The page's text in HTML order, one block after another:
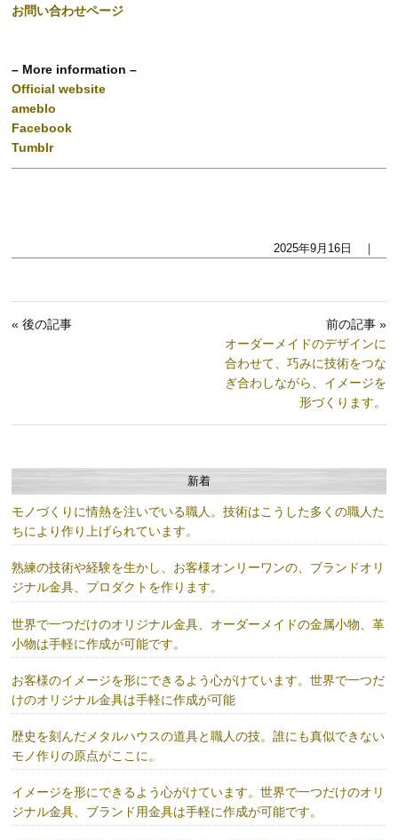
お問い合わせページ
– More information –
Official website
ameblo
Facebook
Tumblr
2025年9月16日 ｜
« 後の記事
前の記事 »
オーダーメイドのデザインに
合わせて、巧みに技術をつな
ぎ合わしながら、イメージを
形づくります。
新着
モノづくりに情熱を注いでいる職人。技術はこうした多くの職人た
ちにより作り上げられています。
熟練の技術や経験を生かし、お客様オンリーワンの、ブランドオリ
ジナル金具、プロダクトを作ります。
世界で一つだけのオリジナル金具、オーダーメイドの金属小物、革
小物は手軽に作成が可能です。
お客様のイメージを形にできるよう心がけています。世界で一つだ
けのオリジナル金具は手軽に作成が可能
歴史を刻んだメタルハウスの道具と職人の技。誰にも真似できない
モノ作りの原点がここに。
イメージを形にできるよう心がけています。世界で一つだけのオリ
ジナル金具、ブランド用金具は手軽に作成が可能です。